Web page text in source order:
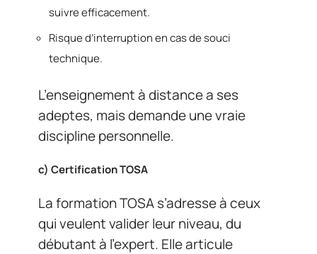
suivre efficacement.
Risque d’interruption en cas de souci
technique.
L’enseignement à distance a ses
adeptes, mais demande une vraie
discipline personnelle.
c) Certification TOSA
La formation TOSA s’adresse à ceux
qui veulent valider leur niveau, du
débutant à l’expert. Elle articule